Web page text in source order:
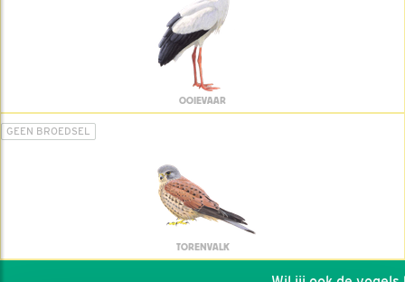
OOIEVAAR
GEEN BROEDSEL
TORENVALK